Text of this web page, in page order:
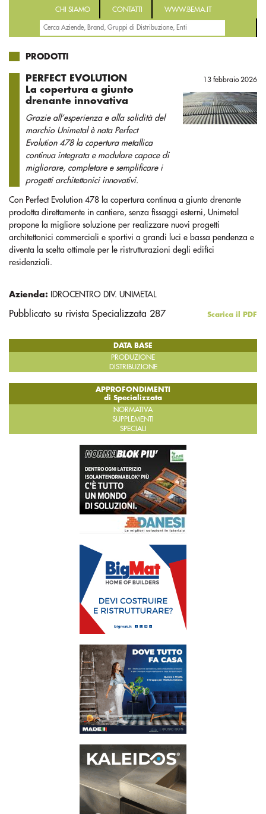
CHI SIAMO CONTATTI WWW.BEMA.IT
PRODOTTI
PERFECT EVOLUTION
La copertura a giunto
drenante innovativa
Grazie all’esperienza e alla solidità del
marchio Unimetal è nata Perfect
Evolution 478 la copertura metallica
continua integrata e modulare capace di
migliorare, completare e semplificare i
progetti architettonici innovativi.
13 febbraio 2026
Con Perfect Evolution 478 la copertura continua a giunto drenante
prodotta direttamente in cantiere, senza fissaggi esterni, Unimetal
propone la migliore soluzione per realizzare nuovi progetti
architettonici commerciali e sportivi a grandi luci e bassa pendenza e
diventa la scelta ottimale per le ristrutturazioni degli edifici
residenziali.
Azienda: IDROCENTRO DIV. UNIMETAL
Pubblicato su rivista Specializzata 287 Scarica il PDF
DATA BASE
PRODUZIONE
DISTRIBUZIONE
APPROFONDIMENTI
di Specializzata
NORMATIVA
SUPPLEMENTI
SPECIALI